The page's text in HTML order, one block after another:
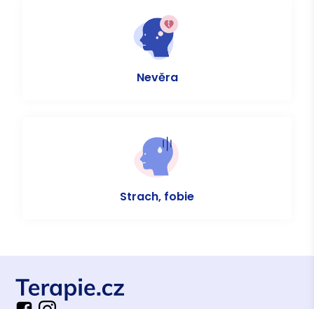
Nevěra
Strach, fobie